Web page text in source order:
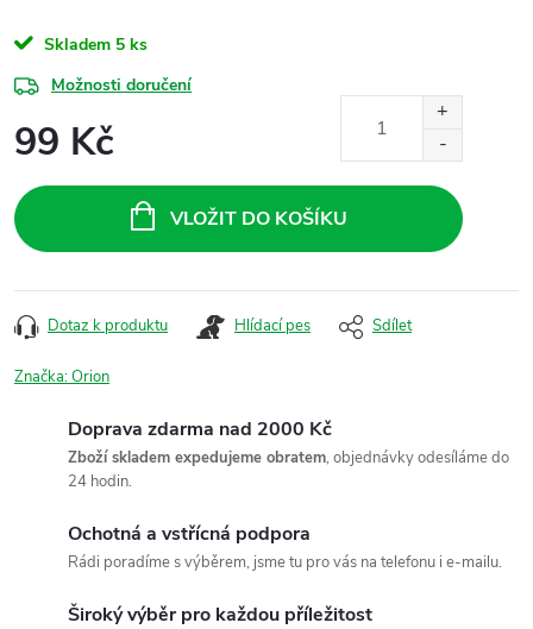
Skladem 5 ks
Možnosti doručení
99 Kč
cena:
VLOŽIT DO KOŠÍKU
Dotaz k produktu Hlídací pes Sdílet
Značka:Orion
Doprava zdarma nad 2000 Kč
Zboží skladem expedujeme obratem, objednávky odesíláme do
24 hodin.
Ochotná a vstřícná podpora
Rádi poradíme s výběrem, jsme tu pro vás na telefonu i e-mailu.
Široký výběr pro každou příležitost